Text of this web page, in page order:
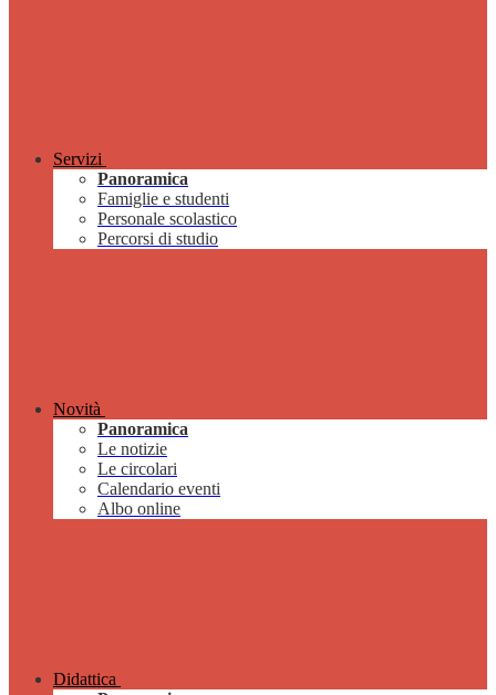
Servizi
Panoramica
Famiglie e studenti
Personale scolastico
Percorsi di studio
Novità
Panoramica
Le notizie
Le circolari
Calendario eventi
Albo online
Didattica